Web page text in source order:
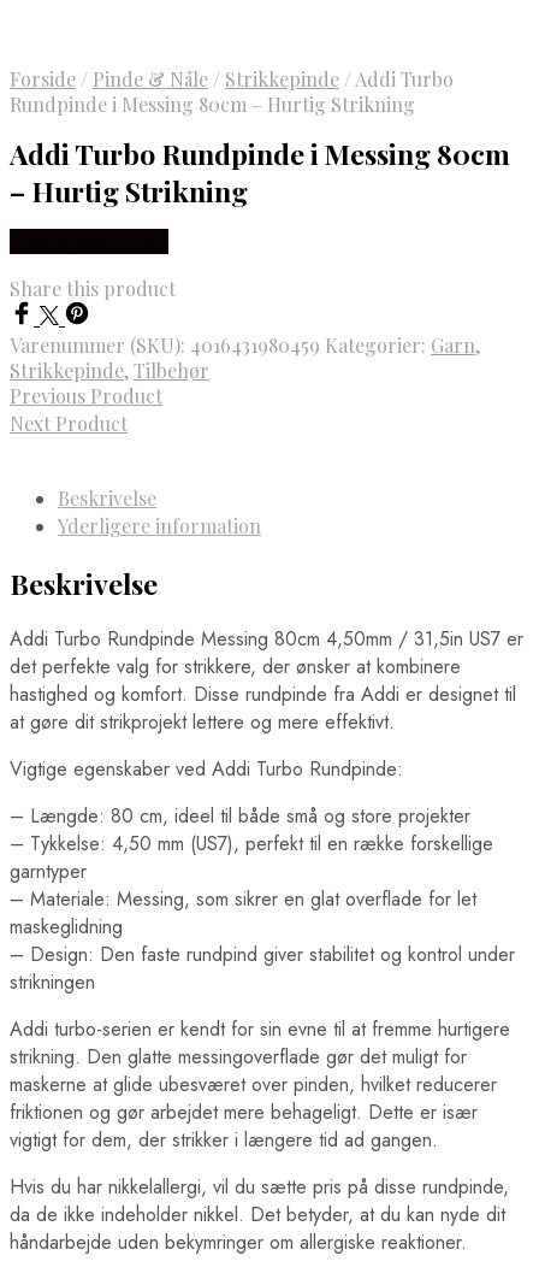
Forside / Pinde & Nåle / Strikkepinde / Addi Turbo
Rundpinde i Messing 80cm – Hurtig Strikning
Addi Turbo Rundpinde i Messing 80cm
– Hurtig Strikning
Share this product
Varenummer (SKU): 4016431980459 Kategorier: Garn,
Strikkepinde,Tilbehør
Previous Product
Next Product
Beskrivelse
Yderligere information
Beskrivelse
Addi Turbo Rundpinde Messing 80cm 4,50mm / 31,5in US7 er
det perfekte valg for strikkere, der ønsker at kombinere
hastighed og komfort. Disse rundpinde fra Addi er designet til
at gøre dit strikprojekt lettere og mere effektivt.
Vigtige egenskaber ved Addi Turbo Rundpinde:
– Længde: 80 cm, ideel til både små og store projekter
– Tykkelse: 4,50 mm (US7), perfekt til en række forskellige
garntyper
– Materiale: Messing, som sikrer en glat overflade for let
maskeglidning
– Design: Den faste rundpind giver stabilitet og kontrol under
strikningen
Addi turbo-serien er kendt for sin evne til at fremme hurtigere
strikning. Den glatte messingoverflade gør det muligt for
maskerne at glide ubesværet over pinden, hvilket reducerer
friktionen og gør arbejdet mere behageligt. Dette er især
vigtigt for dem, der strikker i længere tid ad gangen.
Hvis du har nikkelallergi, vil du sætte pris på disse rundpinde,
da de ikke indeholder nikkel. Det betyder, at du kan nyde dit
håndarbejde uden bekymringer om allergiske reaktioner.